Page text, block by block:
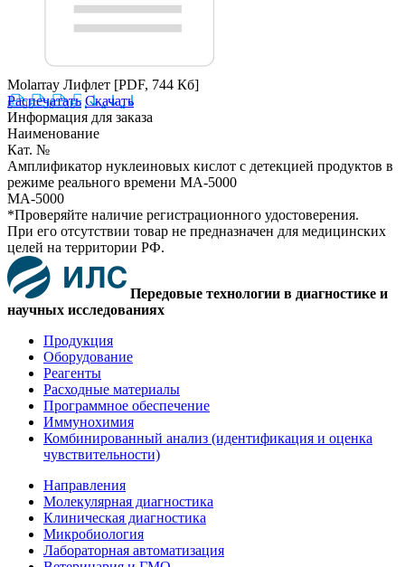
Molarray Лифлет [PDF, 744 Кб]
Распечатать Скачать
Информация для заказа
Наименование
Кат. №
Амплификатор нуклеиновых кислот с детекцией продуктов в
режиме реального времени MA-5000
MA-5000
*Проверяйте наличие регистрационного удостоверения.
При его отсутствии товар не предназначен для медицинских
целей на территории РФ.
Передовые технологии в диагностике и
научных исследованиях
Продукция
Оборудование
Реагенты
Расходные материалы
Программное обеспечение
Иммунохимия
Комбинированный анализ (идентификация и оценка
чувствительности)
Направления
Молекулярная диагностика
Клиническая диагностика
Микробиология
Лабораторная автоматизация